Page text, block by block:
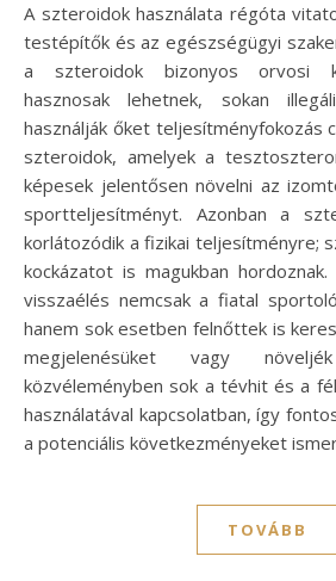
A szteroidok használata régóta vitatott téma a sportolók,
testépítők és az egészségügyi
a szteroidok bizonyos orvosi
hasznosak lehetnek, sokan
használják őket teljesítményfokozás
szteroidok, amelyek a
képesek jelentősen növelni az
sportteljesítményt. Azonban a
korlátozódik a fizikai teljesítményre;
kockázatot is magukban
visszaélés nemcsak a fiatal
hanem sok esetben felnőttek is
megjelenésüket vagy
közvéleményben sok a tévhit és a
használatával kapcsolatban, így
a potenciális következményeket
TOVÁBB